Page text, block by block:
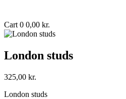
Cart 0 0,00 kr.
London studs
325,00 kr.
London studs